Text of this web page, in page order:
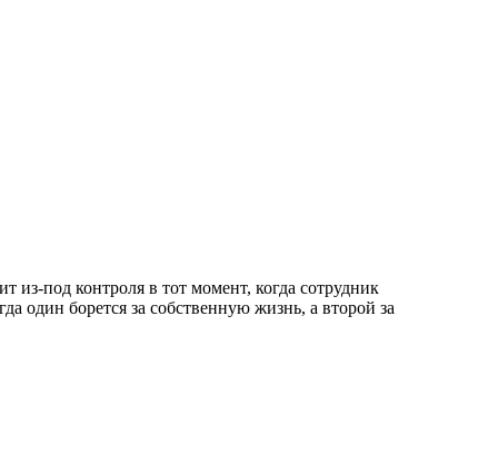
из-под контроля в тот момент, когда сотрудник
один борется за собственную жизнь, а второй за